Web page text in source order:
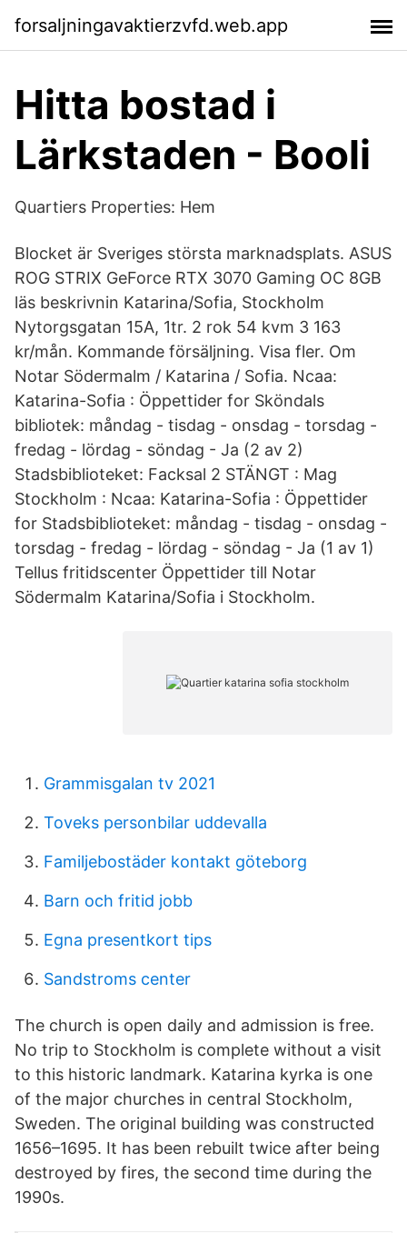
forsaljningavaktierzvfd.web.app
Hitta bostad i
Lärkstaden - Booli
Quartiers Properties: Hem
Blocket är Sveriges största marknadsplats. ASUS
ROG STRIX GeForce RTX 3070 Gaming OC 8GB
läs beskrivnin Katarina/Sofia, Stockholm
Nytorgsgatan 15A, 1tr. 2 rok 54 kvm 3 163
kr/mån. Kommande försäljning. Visa fler. Om
Notar Södermalm / Katarina / Sofia. Ncaa:
Katarina-Sofia : Öppettider for Sköndals
bibliotek: måndag - tisdag - onsdag - torsdag -
fredag - lördag - söndag - Ja (2 av 2)
Stadsbiblioteket: Facksal 2 STÄNGT : Mag
Stockholm : Ncaa: Katarina-Sofia : Öppettider
for Stadsbiblioteket: måndag - tisdag - onsdag -
torsdag - fredag - lördag - söndag - Ja (1 av 1)
Tellus fritidscenter Öppettider till Notar
Södermalm Katarina/Sofia i Stockholm.
Grammisgalan tv 2021
Toveks personbilar uddevalla
Familjebostäder kontakt göteborg
Barn och fritid jobb
Egna presentkort tips
Sandstroms center
The church is open daily and admission is free.
No trip to Stockholm is complete without a visit
to this historic landmark. Katarina kyrka is one
of the major churches in central Stockholm,
Sweden. The original building was constructed
1656–1695. It has been rebuilt twice after being
destroyed by fires, the second time during the
1990s.